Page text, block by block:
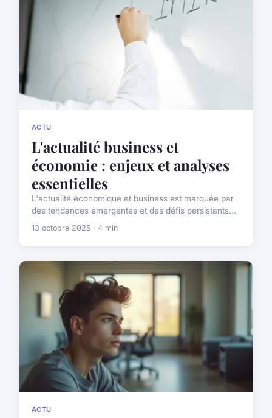
ACTU
L'actualité business et
économie : enjeux et analyses
essentielles
L'actualité économique et business est marquée par
des tendances émergentes et des défis persistants...
13 octobre 2025 · 4 min
ACTU